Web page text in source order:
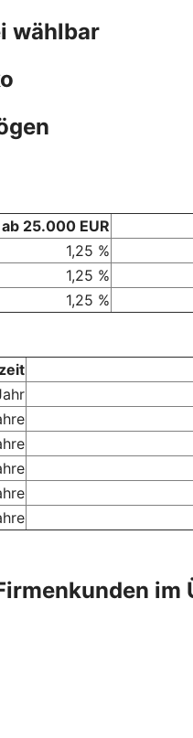
wählbar
ab 25.000 EUR
1,25 %
1,25 %
1,25 %
im